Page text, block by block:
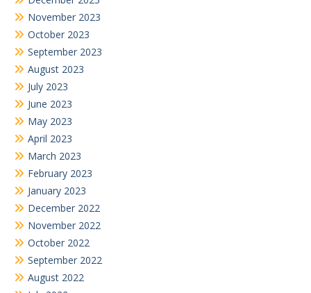
November 2023
October 2023
September 2023
August 2023
July 2023
June 2023
May 2023
April 2023
March 2023
February 2023
January 2023
December 2022
November 2022
October 2022
September 2022
August 2022